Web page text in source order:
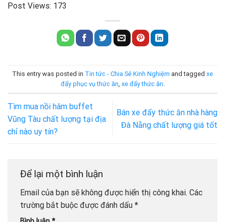
Post Views: 173
This entry was posted in Tin tức - Chia Sẻ Kinh Nghiệm and tagged xe
đẩy phục vụ thức ăn xe đẩy thức ăn
Tìm mua nồi hâm buffet
Vũng Tàu chất lượng tại địa
chỉ nào uy tín?
Bán xe đẩy thức ăn nhà hàng
Đà Nẵng chất lượng giá tốt
Để lại một bình luận
Email của bạn sẽ không được hiển thị công khai. Các
trường bắt buộc được đánh dấu *